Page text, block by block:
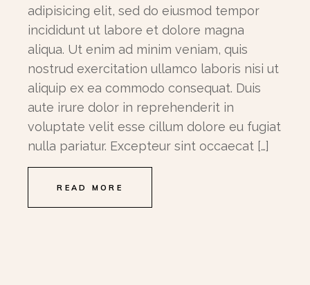
adipisicing elit, sed do eiusmod tempor
incididunt ut labore et dolore magna
aliqua. Ut enim ad minim veniam, quis
nostrud exercitation ullamco laboris nisi ut
aliquip ex ea commodo consequat. Duis
aute irure dolor in reprehenderit in
voluptate velit esse cillum dolore eu fugiat
nulla pariatur. Excepteur sint occaecat […]
READ MORE